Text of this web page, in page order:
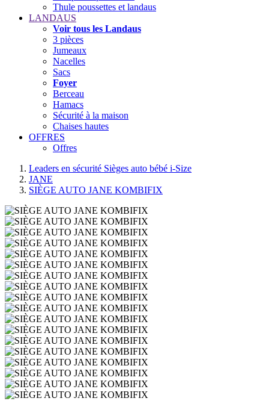
Thule poussettes et landaus
LANDAUS
Voir tous les Landaus
3 pièces
Jumeaux
Nacelles
Sacs
Foyer
Berceau
Hamacs
Sécurité à la maison
Chaises hautes
OFFRES
Offres
Leaders en sécurité Sièges auto bébé i-Size
JANE
SIÈGE AUTO JANE KOMBIFIX